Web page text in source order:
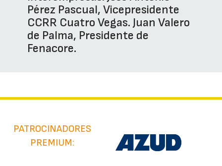
Pérez Pascual, Vicepresidente
CCRR Cuatro Vegas. Juan Valero
de Palma, Presidente de
Fenacore.
PATROCINADORES
PREMIUM: